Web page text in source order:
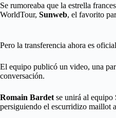
Se rumoreaba que la estrella
WorldTour, Sunweb, el favorito
Pero la transferencia ahora es
El equipo publicó un video, una
conversación.
Romain Bardet se unirá al equipo
persiguiendo el escurridizo maillot